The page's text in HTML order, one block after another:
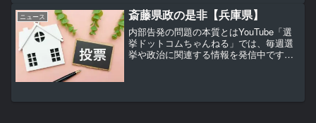
い日曜日の開催とな...
ニュース 斎藤県政の是非【兵庫県】
内部告発の問題の本質とはYouTube「選
挙ドットコムちゃんねる」では、毎週選
挙や政治に関連する情報を発信中です。
きして、兵...